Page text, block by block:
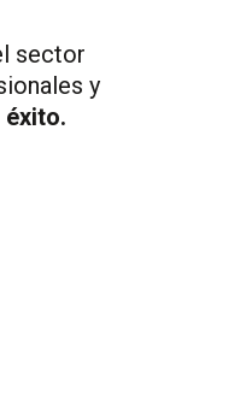
sector
y